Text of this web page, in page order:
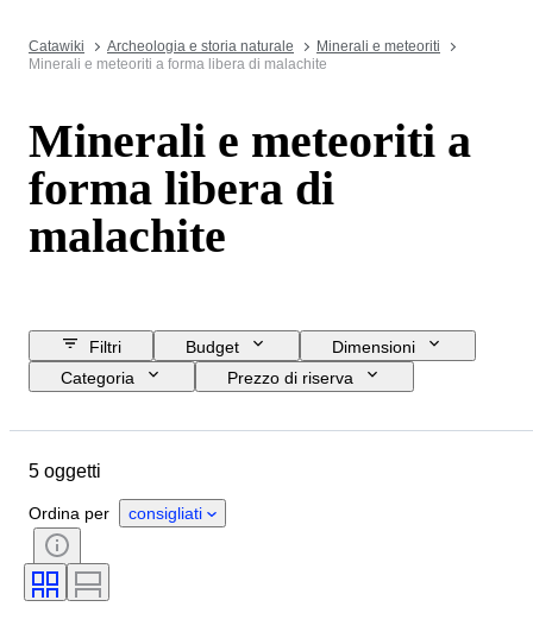
Catawiki Archeologia e storia naturale
Minerali e meteoriti
Minerali e meteoriti a forma libera di malachite
Minerali e meteoriti a
forma libera di
malachite
Filtri Budget
Dimensioni
Categoria
Prezzo di riserva
Minerale
5 oggetti
Ordina per consigliati